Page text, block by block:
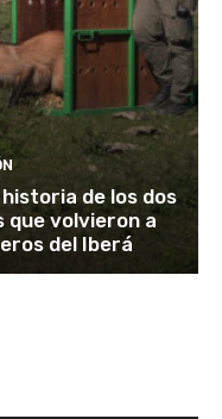
de los dos
que volvieron a
del Iberá